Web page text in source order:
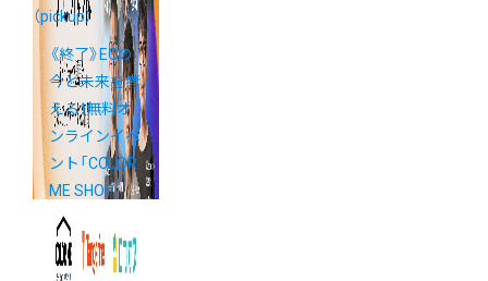
（pickup）
《終了》ECの
今と未来を考
える！無料オ
ンラインイベ
ント「COLOR
ME SHOP
DAY 2023」